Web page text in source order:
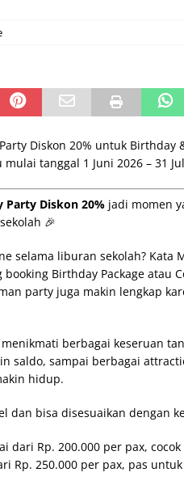
Diskon 20% untuk Birthday
tanggal 1 Juni 2026 – 31
Party Diskon 20% jadi momen
🎉
selama liburan sekolah? Kata
Birthday Package atau
party juga makin lengkap
berbagai keseruan
saldo, sampai berbagai
hidup.
dan bisa disesuaikan dengan
dari Rp. 200.000 per pax,
Rp. 250.000 per pax, pas